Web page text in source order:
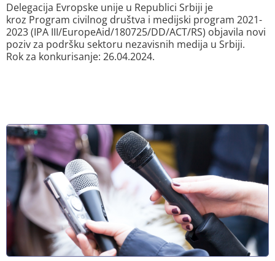
Delegacija Evropske unije u Republici Srbiji je
kroz Program civilnog društva i medijski program 2021-
2023 (IPA III/EuropeAid/180725/DD/ACT/RS) objavila novi
poziv za podršku sektoru nezavisnih medija u Srbiji.
Rok za konkurisanje: 26.04.2024.